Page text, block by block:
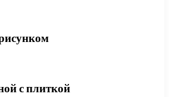
с плиткой